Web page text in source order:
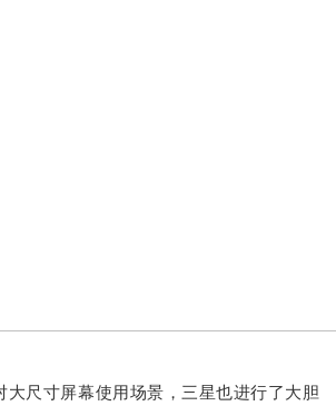
大尺寸屏幕使用场景，三星也进行了大胆